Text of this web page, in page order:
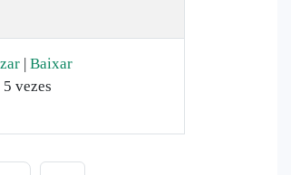
| Baixar
5 vezes